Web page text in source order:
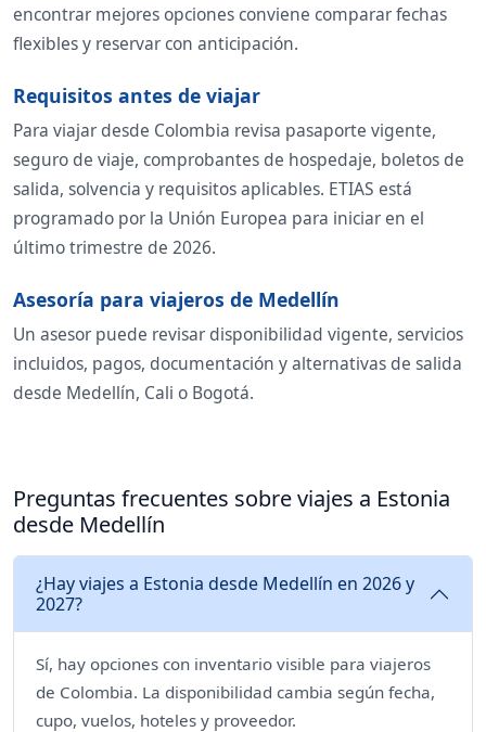
encontrar mejores opciones conviene comparar fechas
flexibles y reservar con anticipación.
Requisitos antes de viajar
Para viajar desde Colombia revisa pasaporte vigente,
seguro de viaje, comprobantes de hospedaje, boletos de
salida, solvencia y requisitos aplicables. ETIAS está
programado por la Unión Europea para iniciar en el
último trimestre de 2026.
Asesoría para viajeros de Medellín
Un asesor puede revisar disponibilidad vigente, servicios
incluidos, pagos, documentación y alternativas de salida
desde Medellín, Cali o Bogotá.
Preguntas frecuentes sobre viajes a Estonia
desde Medellín
¿Hay viajes a Estonia desde Medellín en 2026 y
2027?
Sí, hay opciones con inventario visible para viajeros
de Colombia. La disponibilidad cambia según fecha,
cupo, vuelos, hoteles y proveedor.